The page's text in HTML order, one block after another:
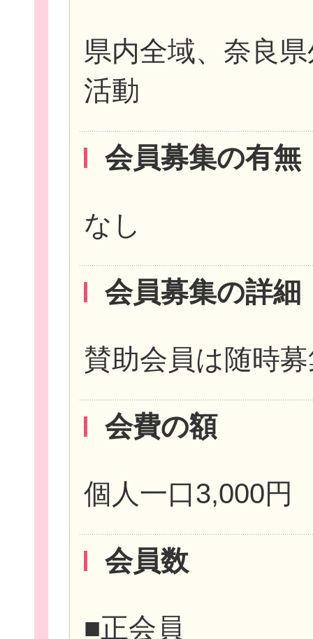
県内全域、奈良
活動
会員募集の有無
なし
会員募集の詳細
賛助会員は随時
会費の額
個人一口3,000
会員数
■正会員